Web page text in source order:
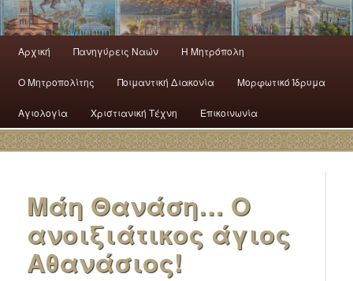
Αρχική Πανηγύρεις Ναών H Mητρόπολη
Ο Mητροπολίτης Ποιμαντική Διακονία Μορφωτικό Ίδρυμα
Αγιολογία Χριστιανική Τέχνη Επικοινωνία
Μάη Θανάση… Ο
ανοιξιάτικος άγιος
Αθανάσιος!